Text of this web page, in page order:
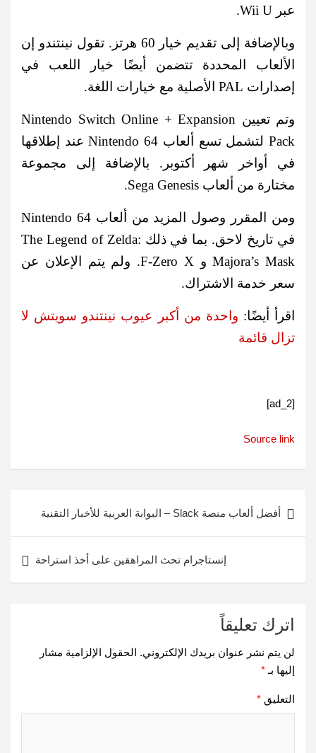
عبر Wii U.
وبالإضافة إلى تقديم خيار 60 هرتز. تقول نينتندو إن
الألعاب المحددة تتضمن أيضًا خيار اللعب في
إصدارات PAL الأصلية مع خيارات اللغة.
وتم تعيين Nintendo Switch Online + Expansion
Pack لتشمل تسع ألعاب Nintendo 64 عند إطلاقها
في أواخر شهر أكتوبر. بالإضافة إلى مجموعة
مختارة من ألعاب Sega Genesis.
ومن المقرر وصول المزيد من ألعاب Nintendo 64
في تاريخ لاحق. بما في ذلك The Legend of Zelda:
Majora’s Mask و F-Zero X. ولم يتم الإعلان عن
سعر خدمة الاشتراك.
اقرأ أيضًا: واحدة من أكبر عيوب نينتندو سويتش لا
تزال قائمة
[ad_2]
Source link
المقالات
أفضل ألعاب منصة Slack – البوابة العربية للأخبار التقنية
إنستاجرام تحث المراهقين على أخذ استراحة
اترك تعليقاً
لن يتم نشر عنوان بريدك الإلكتروني. الحقول الإلزامية مشار
إليها بـ *
التعليق *